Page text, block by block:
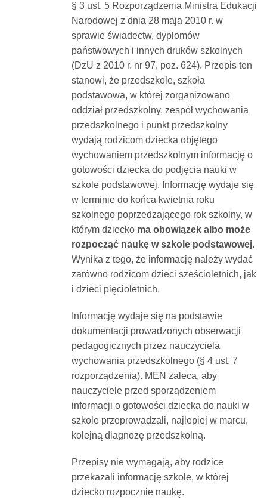
§ 3 ust. 5 Rozporządzenia Ministra Edukacji
Narodowej z dnia 28 maja 2010 r. w
sprawie świadectw, dyplomów
państwowych i innych druków szkolnych
(DzU z 2010 r. nr 97, poz. 624). Przepis ten
stanowi, że przedszkole, szkoła
podstawowa, w której zorganizowano
oddział przedszkolny, zespół wychowania
przedszkolnego i punkt przedszkolny
wydają rodzicom dziecka objętego
wychowaniem przedszkolnym informację o
gotowości dziecka do podjęcia nauki w
szkole podstawowej. Informację wydaje się
w terminie do końca kwietnia roku
szkolnego poprzedzającego rok szkolny, w
którym dziecko ma obowiązek albo może
rozpocząć naukę w szkole podstawowej.
Wynika z tego, że informację należy wydać
zarówno rodzicom dzieci sześcioletnich, jak
i dzieci pięcioletnich.
Informację wydaje się na podstawie
dokumentacji prowadzonych obserwacji
pedagogicznych przez nauczyciela
wychowania przedszkolnego (§ 4 ust. 7
rozporządzenia). MEN zaleca, aby
nauczyciele przed sporządzeniem
informacji o gotowości dziecka do nauki w
szkole przeprowadzali, najlepiej w marcu,
kolejną diagnozę przedszkolną.
Przepisy nie wymagają, aby rodzice
przekazali informację szkole, w której
dziecko rozpocznie naukę.